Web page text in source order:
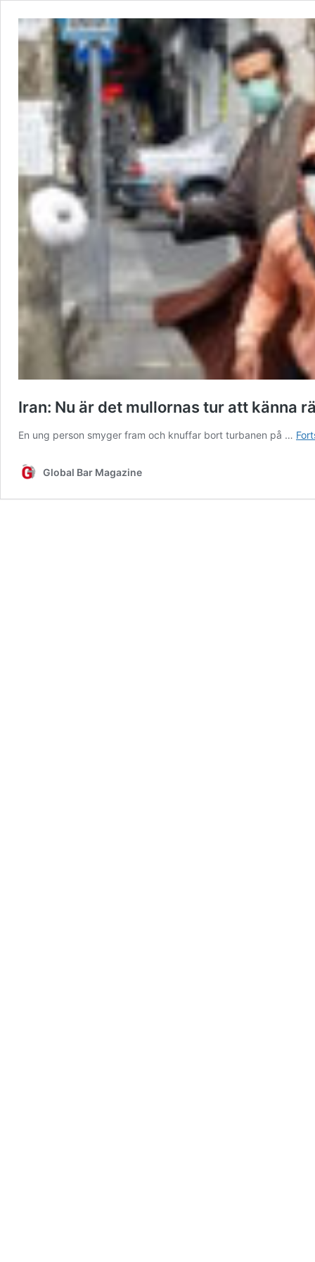
Iran: Nu är det mullornas tur att känna
En ung person smyger fram och knuffar bort turbanen på …
Global Bar Magazine